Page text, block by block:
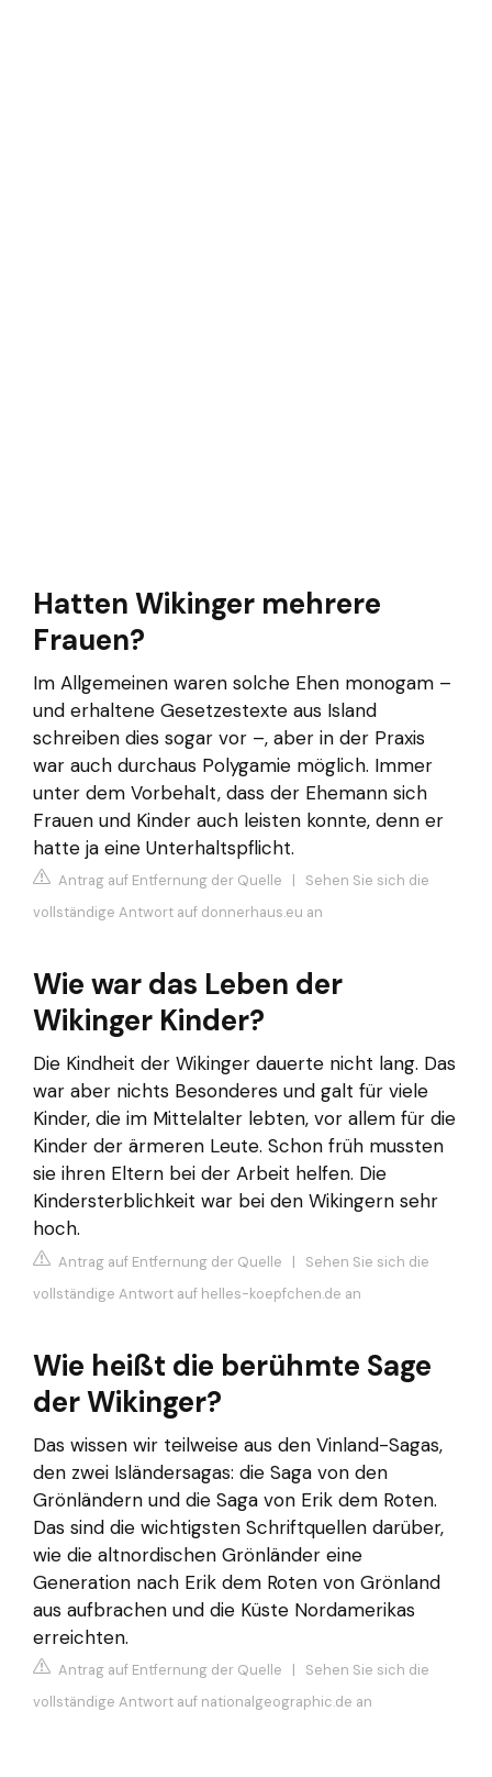
Hatten Wikinger mehrere
Frauen?
Im Allgemeinen waren solche Ehen monogam –
und erhaltene Gesetzestexte aus Island
schreiben dies sogar vor –, aber in der Praxis
war auch durchaus Polygamie möglich. Immer
unter dem Vorbehalt, dass der Ehemann sich
Frauen und Kinder auch leisten konnte, denn er
hatte ja eine Unterhaltspflicht.
Antrag auf Entfernung der Quelle | Sehen Sie sich die
vollständige Antwort auf donnerhaus.eu an
Wie war das Leben der
Wikinger Kinder?
Die Kindheit der Wikinger dauerte nicht lang. Das
war aber nichts Besonderes und galt für viele
Kinder, die im Mittelalter lebten, vor allem für die
Kinder der ärmeren Leute. Schon früh mussten
sie ihren Eltern bei der Arbeit helfen. Die
Kindersterblichkeit war bei den Wikingern sehr
hoch.
Antrag auf Entfernung der Quelle | Sehen Sie sich die
vollständige Antwort auf helles-koepfchen.de an
Wie heißt die berühmte Sage
der Wikinger?
Das wissen wir teilweise aus den Vinland-Sagas,
den zwei Isländersagas: die Saga von den
Grönländern und die Saga von Erik dem Roten.
Das sind die wichtigsten Schriftquellen darüber,
wie die altnordischen Grönländer eine
Generation nach Erik dem Roten von Grönland
aus aufbrachen und die Küste Nordamerikas
erreichten.
Antrag auf Entfernung der Quelle | Sehen Sie sich die
vollständige Antwort auf nationalgeographic.de an